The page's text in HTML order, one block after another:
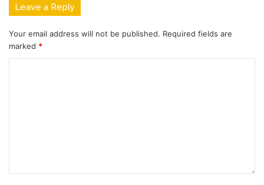
Leave a Reply
Your email address will not be published. Required fields are
marked *